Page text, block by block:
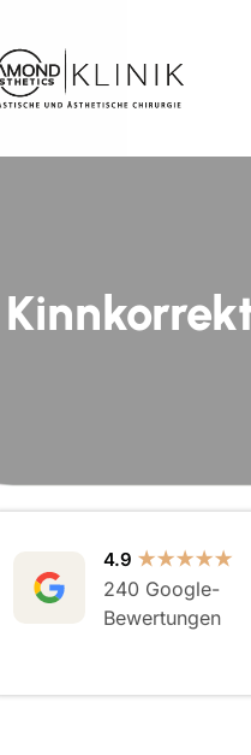
4.9 ★★★★★
240 Google-
Bewertungen